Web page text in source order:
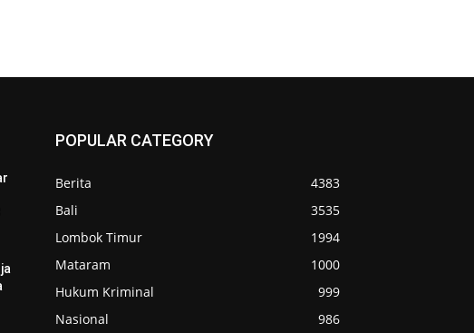
POPULAR CATEGORY
Berita
4383
Bali
3535
Lombok Timur
1994
Mataram
1000
Hukum Kriminal
999
Nasional
986